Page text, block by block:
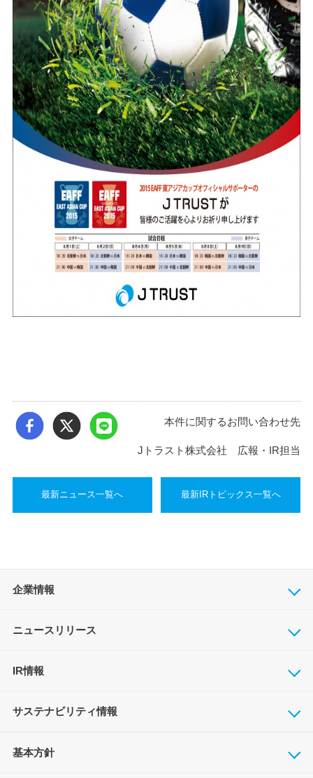
本件に関するお問い合わせ先
Jトラスト株式会社 広報・IR担当
最新ニュース一覧へ 最新IRトピックス一覧へ
企業情報
ニュースリリース
IR情報
サステナビリティ情報
基本方針